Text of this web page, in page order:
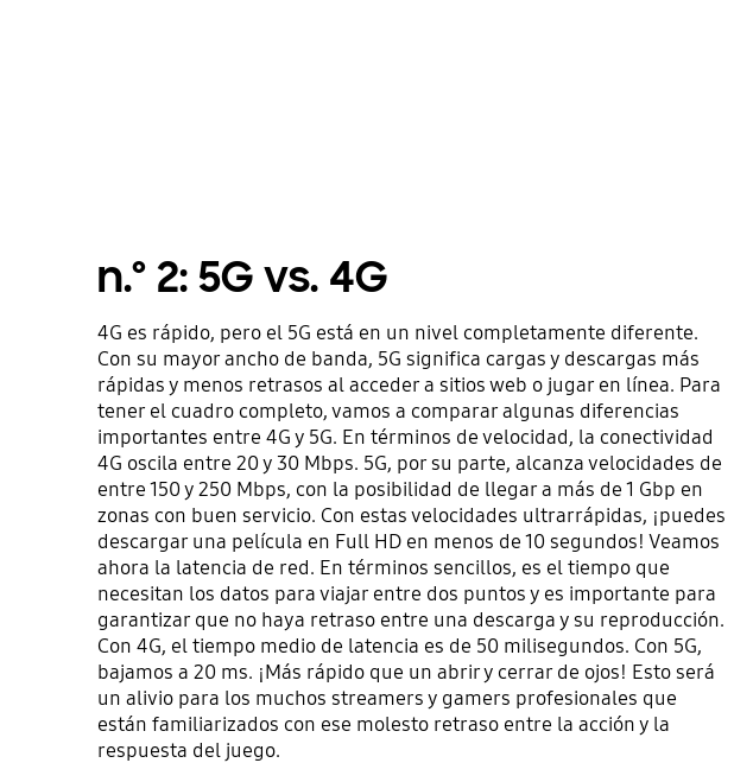
n.º 2: 5G vs. 4G
4G es rápido, pero el 5G está en un nivel completamente diferente.
Con su mayor ancho de banda, 5G significa cargas y descargas más
rápidas y menos retrasos al acceder a sitios web o jugar en línea. Para
tener el cuadro completo, vamos a comparar algunas diferencias
importantes entre 4G y 5G. En términos de velocidad, la conectividad
4G oscila entre 20 y 30 Mbps. 5G, por su parte, alcanza velocidades de
entre 150 y 250 Mbps, con la posibilidad de llegar a más de 1 Gbp en
zonas con buen servicio. Con estas velocidades ultrarrápidas, ¡puedes
descargar una película en Full HD en menos de 10 segundos! Veamos
ahora la latencia de red. En términos sencillos, es el tiempo que
necesitan los datos para viajar entre dos puntos y es importante para
garantizar que no haya retraso entre una descarga y su reproducción.
Con 4G, el tiempo medio de latencia es de 50 milisegundos. Con 5G,
bajamos a 20 ms. ¡Más rápido que un abrir y cerrar de ojos! Esto será
un alivio para los muchos streamers y gamers profesionales que
están familiarizados con ese molesto retraso entre la acción y la
respuesta del juego.